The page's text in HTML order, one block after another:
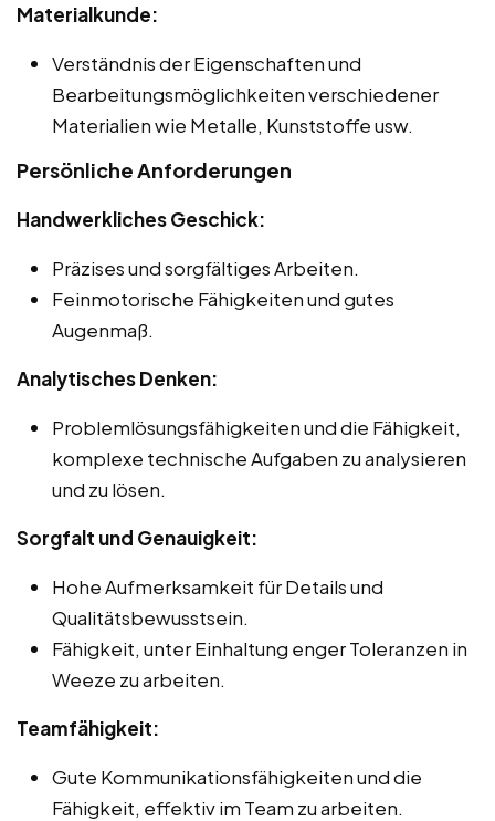
Materialkunde:
Verständnis der Eigenschaften und
Bearbeitungsmöglichkeiten verschiedener
Materialien wie Metalle, Kunststoffe usw.
Persönliche Anforderungen
Handwerkliches Geschick:
Präzises und sorgfältiges Arbeiten.
Feinmotorische Fähigkeiten und gutes
Augenmaß.
Analytisches Denken:
Problemlösungsfähigkeiten und die Fähigkeit,
komplexe technische Aufgaben zu analysieren
und zu lösen.
Sorgfalt und Genauigkeit:
Hohe Aufmerksamkeit für Details und
Qualitätsbewusstsein.
Fähigkeit, unter Einhaltung enger Toleranzen in
Weeze zu arbeiten.
Teamfähigkeit:
Gute Kommunikationsfähigkeiten und die
Fähigkeit, effektiv im Team zu arbeiten.